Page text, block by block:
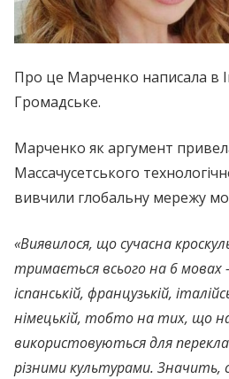
Про це Маpченко написала в
Громадське.
Маpченко як аргумент
Массачусетського
вивчили глобальну мережу
«Виявилося, що сучасна
тримається всього на 6 мовах
іспанській, французькій,
німецькій, тобто на тих, що
використовуються для
різними культурами. Значить,